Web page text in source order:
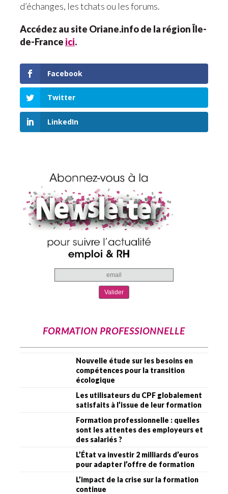
d’échanges, les tchats ou les forums.
Accédez au site Oriane.info de la région Île-
de-France ici.
Facebook
Twitter
LinkedIn
FORMATION PROFESSIONNELLE
Nouvelle étude sur les besoins en
compétences pour la transition
écologique
Les utilisateurs du CPF globalement
satisfaits à l’issue de leur formation
Formation professionnelle : quelles
sont les attentes des employeurs et
des salariés ?
L’État va investir 2 milliards d’euros
pour adapter l’offre de formation
L’impact de la crise sur la formation
continue